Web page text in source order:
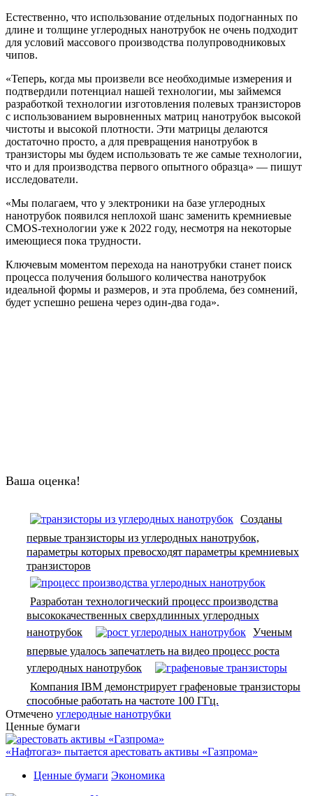
Естественно, что использование отдельных подогнанных по
длине и толщине углеродных нанотрубок не очень подходит
для условий массового производства полупроводниковых
чипов.
«Теперь, когда мы произвели все необходимые измерения и
подтвердили потенциал нашей технологии, мы займемся
разработкой технологии изготовления полевых транзисторов
с использованием выровненных матриц нанотрубок высокой
чистоты и высокой плотности. Эти матрицы делаются
достаточно просто, а для превращения нанотрубок в
транзисторы мы будем использовать те же самые технологии,
что и для производства первого опытного образца» — пишут
исследователи.
«Мы полагаем, что у электроники на базе углеродных
нанотрубок появился неплохой шанс заменить кремниевые
CMOS-технологии уже к 2022 году, несмотря на некоторые
имеющиеся пока трудности.
Ключевым моментом перехода на нанотрубки станет поиск
процесса получения большого количества нанотрубок
идеальной формы и размеров, и эта проблема, без сомнений,
будет успешно решена через один-два года».
Ваша оценка!
Созданы
первые транзисторы из углеродных нанотрубок,
параметры которых превосходят параметры кремниевых
транзисторов
Разработан технологический процесс производства
высококачественных сверхдлинных углеродных
нанотрубок
Ученым
впервые удалось запечатлеть на видео процесс роста
углеродных нанотрубок
Компания IBM демонстрирует графеновые транзисторы
способные работать на частоте 100 ГГц.
Отмечено углеродные нанотрубки
Ценные бумаги
«Нафтогаз» пытается арестовать активы «Газпрома»
Ценные бумаги Экономика